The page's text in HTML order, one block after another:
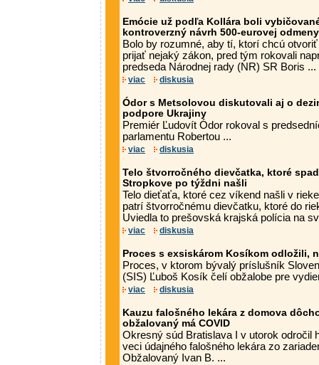
Emócie už podľa Kollára boli
kontroverzný návrh 500-eurovej
Bolo by rozumné, aby tí, ktorí chcú
prijať nejaký zákon, pred tým rokovali
predseda Národnej rady (NR) SR Boris ...
viac diskusia
Ódor s Metsolovou diskutovali aj o
podpore Ukrajiny
Premiér Ľudovít Ódor rokoval s
parlamentu Robertou ...
viac diskusia
Telo štvorročného dievčatka, ktoré
Stropkove po týždni našli
Telo dieťaťa, ktoré cez víkend našli v
patrí štvorročnému dievčatku, ktoré do
Uviedla to prešovská krajská polícia na
viac diskusia
Proces s exsiskárom Kosíkom odložili,
Proces, v ktorom bývalý príslušník
(SIS) Ľuboš Kosík čelí obžalobe pre
viac diskusia
Kauzu falošného lekára z domova
obžalovaný má COVID
Okresný súd Bratislava I v utorok odročil
veci údajného falošného lekára zo
Obžalovaný Ivan B. ...